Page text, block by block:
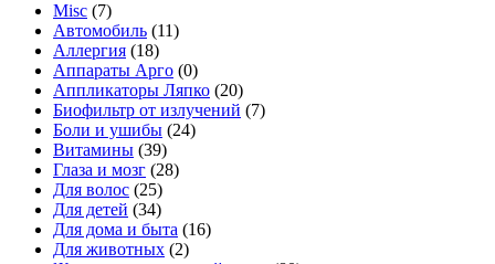
Misc (7)
Автомобиль (11)
Аллергия (18)
Аппараты Арго (0)
Аппликаторы Ляпко (20)
Биофильтр от излучений (7)
Боли и ушибы (24)
Витамины (39)
Глаза и мозг (28)
Для волос (25)
Для детей (34)
Для дома и быта (16)
Для животных (2)